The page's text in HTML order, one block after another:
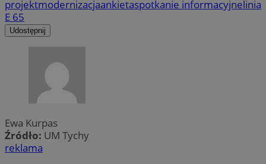
projektmodernizacjaankietaspotkanie informacyjnelinia
E 65
Udostępnij
Ewa Kurpas
Źródło: UM Tychy
reklama